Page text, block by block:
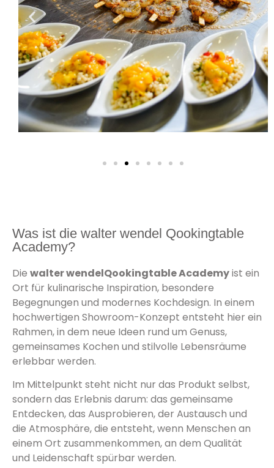
Was ist die walter wendel Qookingtable
Academy?
Die walter wendelQookingtable Academyist ein
Ort für kulinarische Inspiration, besondere
Begegnungen und modernes Kochdesign. In einem
hochwertigen Showroom-Konzept entsteht hier ein
Rahmen, in dem neue Ideen rund um Genuss,
gemeinsames Kochen und stilvolle Lebensräume
erlebbar werden.
Im Mittelpunkt steht nicht nur das Produkt selbst,
sondern das Erlebnis darum: das gemeinsame
Entdecken, das Ausprobieren, der Austausch und
die Atmosphäre, die entsteht, wenn Menschen an
einem Ort zusammenkommen, an dem Qualität
und Leidenschaft spürbar werden.